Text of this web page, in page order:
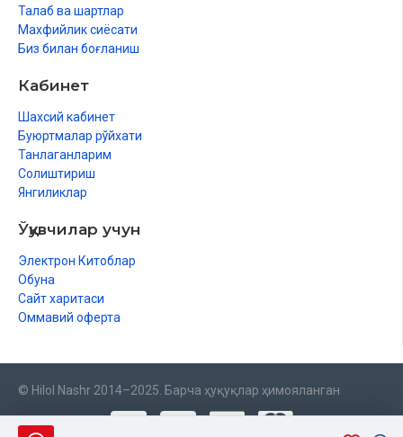
Талаб ва шартлар
Махфийлик сиёсати
Биз билан боғланиш
Кабинет
Шахсий кабинет
Буюртмалар рўйхати
Танлаганларим
Солиштириш
Янгиликлар
Ўқувчилар учун
Электрон Китоблар
Обуна
Сайт харитаси
Оммавий оферта
© Hilol Nashr 2014–2025. Барча ҳуқуқлар ҳимояланган